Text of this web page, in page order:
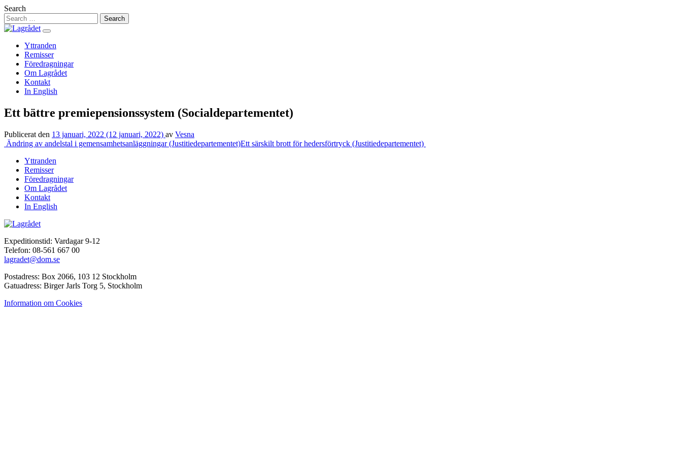
Hoppa
till
innehåll
Search
Yttranden
Remisser
Föredragningar
Om Lagrådet
Kontakt
In English
Ett bättre premiepensionssystem (Socialdepartementet)
Publicerat den 13 januari, 2022 (12 januari, 2022) av Vesna
Inläggsnavigering
Ändring av andelstal i gemensamhetsanläggningar (Justitiedepartementet)Ett särskilt brott för hedersförtryck (Justitiedepartementet)
Yttranden
Remisser
Föredragningar
Om Lagrådet
Kontakt
In English
Expeditionstid: Vardagar 9-12
Telefon: 08-561 667 00
lagradet@dom.se
Postadress: Box 2066, 103 12 Stockholm
Gatuadress: Birger Jarls Torg 5, Stockholm
Information om Cookies